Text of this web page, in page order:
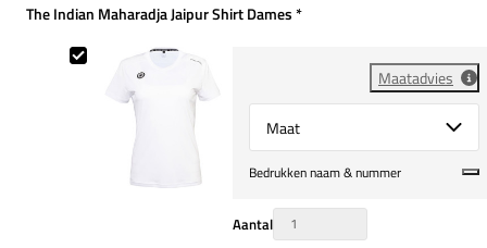
The Indian Maharadja Jaipur Shirt Dames*
Maatadvies
Select {option} for {name}
Bedrukken naam & nummer
Aantal
The Indian Maharadja Jaipur Shirt Dames